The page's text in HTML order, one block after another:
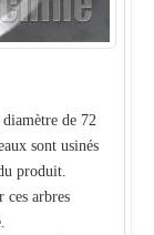
de 72
sont usinés
produit.
ces arbres